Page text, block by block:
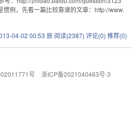
例，先看一篇比较靠谱的文章：http://www.
04-02 00:53 辰 阅读(2387) 评论(0) 推荐(0)
号
浙ICP备2021040463号-3